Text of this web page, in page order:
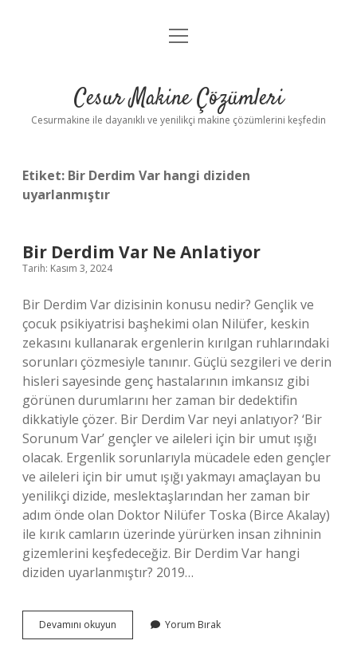
Anasayfa
Yasal Uyarı
menüyü
Cesur Makine Çözümleri
Cesurmakine ile dayanıklı ve yenilikçi makine çözümlerini keşfedin
Etiket: Bir Derdim Var hangi diziden
uyarlanmıştır
Bir Derdim Var Ne Anlatiyor
Tarih: Kasım 3, 2024
Bir Derdim Var dizisinin konusu nedir? Gençlik ve
çocuk psikiyatrisi başhekimi olan Nilüfer, keskin
zekasını kullanarak ergenlerin kırılgan ruhlarındaki
sorunları çözmesiyle tanınır. Güçlü sezgileri ve derin
hisleri sayesinde genç hastalarının imkansız gibi
görünen durumlarını her zaman bir dedektifin
dikkatiyle çözer. Bir Derdim Var neyi anlatıyor? ‘Bir
Sorunum Var’ gençler ve aileleri için bir umut ışığı
olacak. Ergenlik sorunlarıyla mücadele eden gençler
ve aileleri için bir umut ışığı yakmayı amaçlayan bu
yenilikçi dizide, meslektaşlarından her zaman bir
adım önde olan Doktor Nilüfer Toska (Birce Akalay)
ile kırık camların üzerinde yürürken insan zihninin
gizemlerini keşfedeceğiz. Bir Derdim Var hangi
diziden uyarlanmıştır? 2019…
Devamını okuyun
Derdim
Yorum Bırak